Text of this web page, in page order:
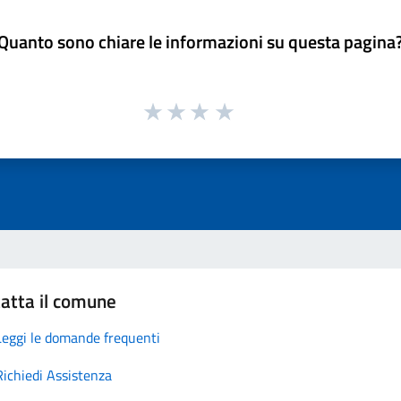
sono chiare le informazioni su questa
il comune
le domande frequenti
Assistenza